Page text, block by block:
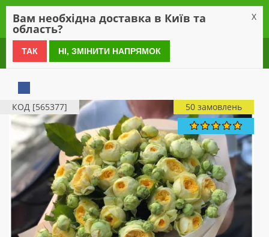
0 800 21 54 55
КОД [565377] 50 замовлень
Вам необхідна доставка в Київ та
область?
X
ТАК НІ, ЗМІНИТИ НАПРЯМОК